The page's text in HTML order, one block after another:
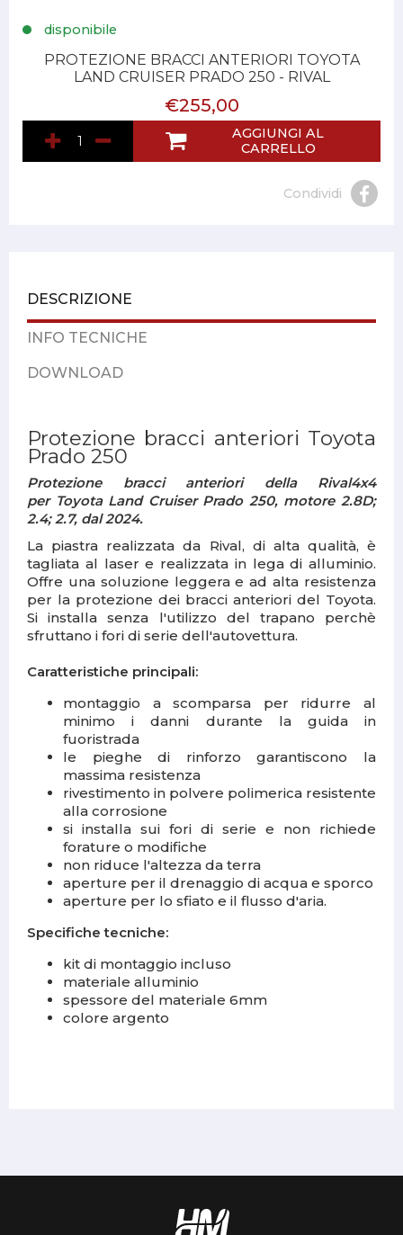
disponibile
PROTEZIONE BRACCI ANTERIORI TOYOTA
LAND CRUISER PRADO 250 - RIVAL
€255,00
AGGIUNGI AL
CARRELLO
Condividi
DESCRIZIONE
INFO TECNICHE
DOWNLOAD
Protezione bracci anteriori Toyota
Prado 250
Protezione bracci anteriori della Rival4x4
per Toyota Land Cruiser Prado 250, motore 2.8D;
2.4; 2.7, dal 2024.
La piastra realizzata da Rival, di alta qualità, è
tagliata al laser e realizzata in lega di alluminio.
Offre una soluzione leggera e ad alta resistenza
per la protezione dei bracci anteriori del Toyota.
Si installa senza l'utilizzo del trapano perchè
sfruttano i fori di serie dell'autovettura.
Caratteristiche principali:
montaggio a scomparsa per ridurre al
minimo i danni durante la guida in
fuoristrada
le pieghe di rinforzo garantiscono la
massima resistenza
rivestimento in polvere polimerica resistente
alla corrosione
si installa sui fori di serie e non richiede
forature o modifiche
non riduce l'altezza da terra
aperture per il drenaggio di acqua e sporco
aperture per lo sfiato e il flusso d'aria.
Specifiche tecniche:
kit di montaggio incluso
materiale alluminio
spessore del materiale 6mm
colore argento